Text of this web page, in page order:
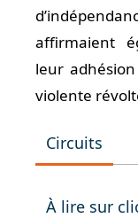
affirmaient
leur
violente
Circuits
À lire sur